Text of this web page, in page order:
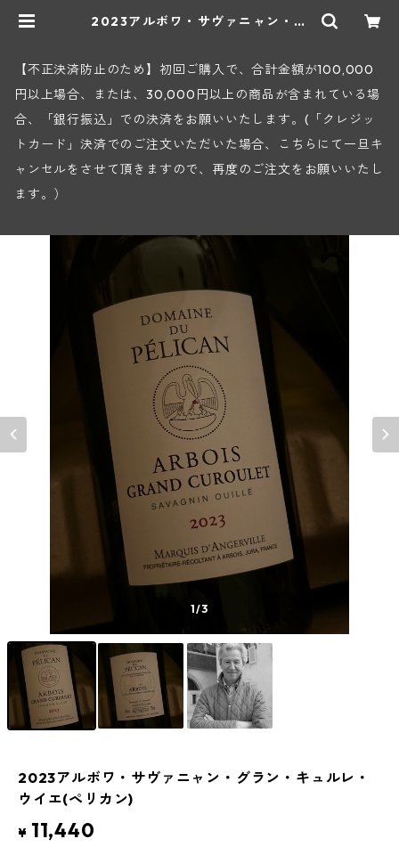
2023アルボワ・サヴァニャン・グ
【不正決済防止のため】初回ご購入で、合計金額が100,000
円以上場合、または、30,000円以上の商品が含まれている場
合、「銀行振込」での決済をお願いいたします。(「クレジッ
トカード」決済でのご注文いただいた場合、こちらにて一旦キ
ャンセルをさせて頂きますので、再度のご注文をお願いいたし
ます。）
1/3
2023アルボワ・サヴァニャン・グラン・キュルレ・
ウイエ(ペリカン)
¥ 11,440